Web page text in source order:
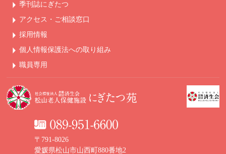
季刊誌にぎたつ
アクセス・ご相談窓口
採用情報
個人情報保護法への取り組み
職員専用
〒791-8026
愛媛県松山市山西町880番地2